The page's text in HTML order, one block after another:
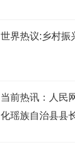
世界热议:乡村振
当前热讯：人民
化瑶族自治县县